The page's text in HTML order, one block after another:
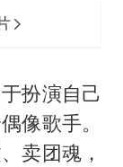
扮演自己
像歌手。
卖团魂，